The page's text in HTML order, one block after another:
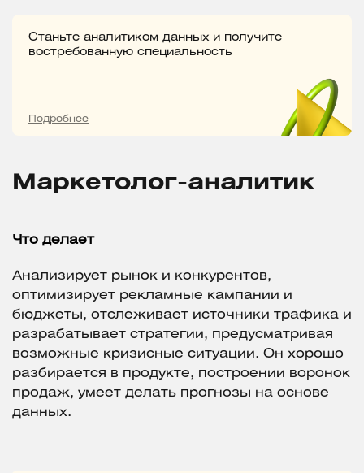
Станьте аналитиком данных и получите
востребованную специальность
Подробнее
Маркетолог-аналитик
Что делает
Анализирует рынок и конкурентов,
оптимизирует рекламные кампании и
бюджеты, отслеживает источники трафика и
разрабатывает стратегии, предусматривая
возможные кризисные ситуации. Он хорошо
разбирается в продукте, построении воронок
продаж, умеет делать прогнозы на основе
данных.